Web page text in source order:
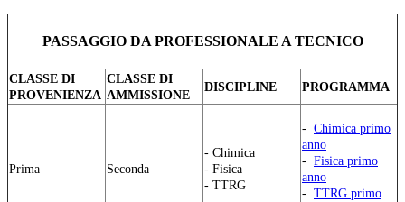
PASSAGGIO DA PROFESSIONALE A TECNICO
CLASSE DI
PROVENIENZA
CLASSE DI
AMMISSIONE
DISCIPLINE PROGRAMMA
Prima Seconda
- Chimica
- Fisica
- TTRG
- Chimica primo
anno
- Fisica primo
anno
- TTRG primo